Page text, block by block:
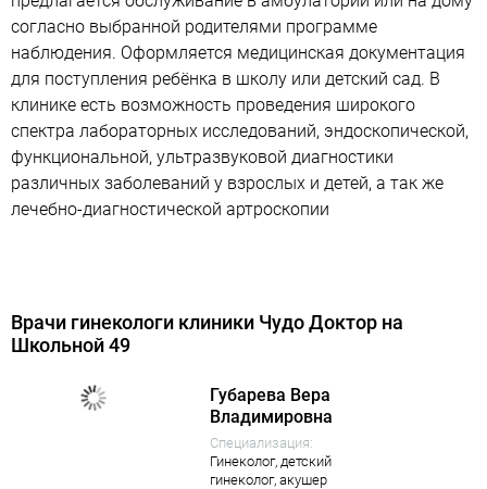
согласно выбранной родителями программе
наблюдения. Оформляется медицинская документация
для поступления ребёнка в школу или детский сад. В
клинике есть возможность проведения широкого
спектра лабораторных исследований, эндоскопической,
функциональной, ультразвуковой диагностики
различных заболеваний у взрослых и детей, а так же
лечебно-диагностической артроскопии
Врачи гинекологи клиники Чудо Доктор на
Школьной 49
Губарева Вера
Владимировна
Специализация:
Гинеколог, детский
гинеколог, акушер